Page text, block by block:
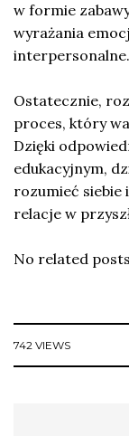
w formie
wyrażania
interpersonalne.
Ostatecznie,
proces, który
Dzięki
edukacyjnym,
rozumieć siebie
relacje w
No related
742 VIEWS